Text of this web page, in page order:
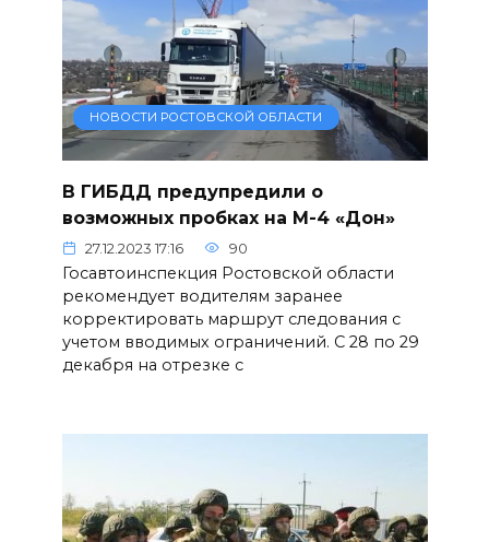
НОВОСТИ РОСТОВСКОЙ ОБЛАСТИ
В ГИБДД предупредили о
возможных пробках на М-4 «Дон»
27.12.2023 17:16 90
Госавтоинспекция Ростовской области
рекомендует водителям заранее
корректировать маршрут следования с
учетом вводимых ограничений. С 28 по 29
декабря на отрезке с